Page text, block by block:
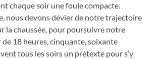
chaque soir une foule compacte.
nous devons dévier de notre trajectoire
la chaussée, pour poursuivre notre
18 heures, cinquante, soixante
tous les soirs un prétexte pour s’y